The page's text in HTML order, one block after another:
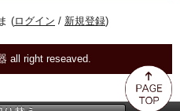
(ログイン / 新規登録)
all right reseaved.